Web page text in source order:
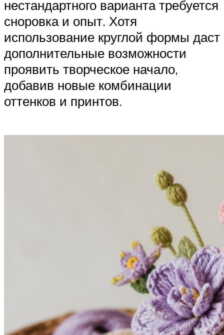
нестандартного варианта требуется
сноровка и опыт. Хотя
использование круглой формы даст
дополнительные возможности
проявить творческое начало,
добавив новые комбинации
оттенков и принтов.